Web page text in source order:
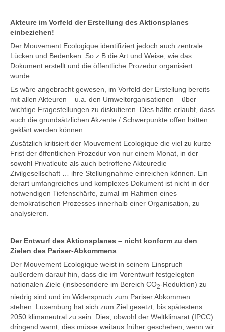
Akteure im Vorfeld der Erstellung des Aktionsplanes
einbeziehen!
Der Mouvement Ecologique identifiziert jedoch auch zentrale
Lücken und Bedenken. So z.B die Art und Weise, wie das
Dokument erstellt und die öffentliche Prozedur organisiert
wurde.
Es wäre angebracht gewesen, im Vorfeld der Erstellung bereits
mit allen Akteuren – u.a. den Umweltorganisationen – über
wichtige Fragestellungen zu diskutieren. Dies hätte erlaubt, dass
auch die grundsätzlichen Akzente / Schwerpunkte offen hätten
geklärt werden können.
Zusätzlich kritisiert der Mouvement Ecologique die viel zu kurze
Frist der öffentlichen Prozedur von nur einem Monat, in der
sowohl Privatleute als auch betroffene Akteuredie
Zivilgesellschaft … ihre Stellungnahme einreichen können. Ein
derart umfangreiches und komplexes Dokument ist nicht in der
notwendigen Tiefenschärfe, zumal im Rahmen eines
demokratischen Prozesses innerhalb einer Organisation, zu
analysieren.
Der Entwurf des Aktionsplanes – nicht konform zu den
Zielen des Pariser-Abkommens
Der Mouvement Ecologique weist in seinem Einspruch
außerdem darauf hin, dass die im Vorentwurf festgelegten
nationalen Ziele (insbesondere im Bereich CO2-Reduktion) zu
niedrig sind und im Widerspruch zum Pariser Abkommen
stehen. Luxemburg hat sich zum Ziel gesetzt, bis spätestens
2050 klimaneutral zu sein. Dies, obwohl der Weltklimarat (IPCC)
dringend warnt, dies müsse weitaus früher geschehen, wenn wir